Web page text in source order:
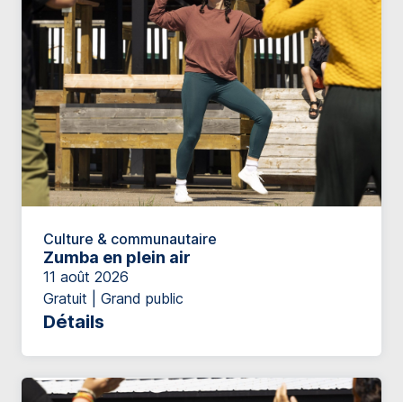
Culture & communautaire
Zumba en plein air
11 août 2026
Gratuit | Grand public
Détails